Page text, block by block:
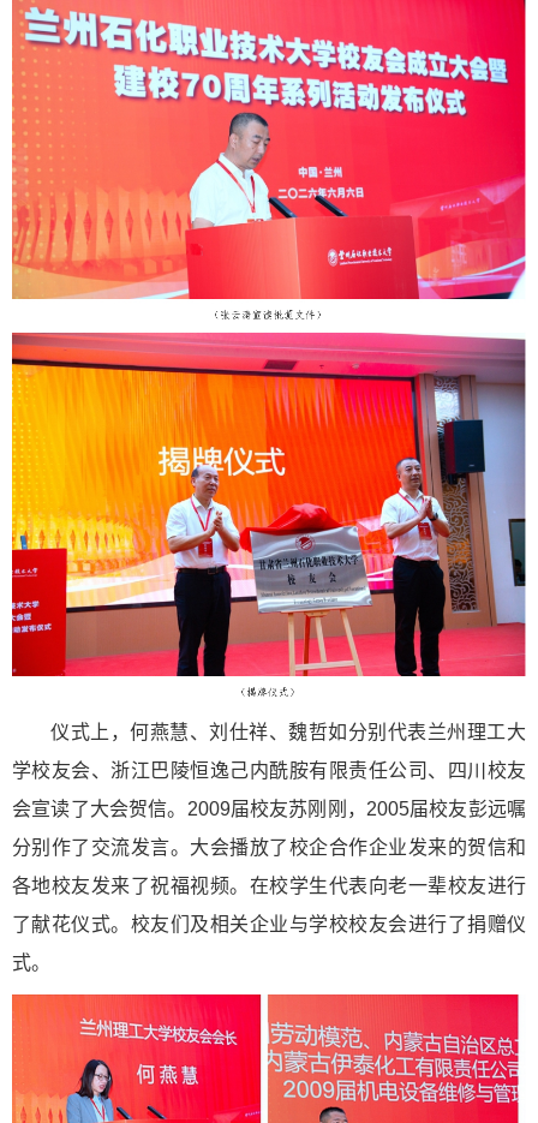
仪式上，何燕慧、刘仕祥、魏哲如分别代表兰州理工大
学校友会、浙江巴陵恒逸己内酰胺有限责任公司、四川校友
会宣读了大会贺信。2009届校友苏刚刚，2005届校友彭远嘱
分别作了交流发言。大会播放了校企合作企业发来的贺信和
各地校友发来了祝福视频。在校学生代表向老一辈校友进行
了献花仪式。校友们及相关企业与学校校友会进行了捐赠仪
式。